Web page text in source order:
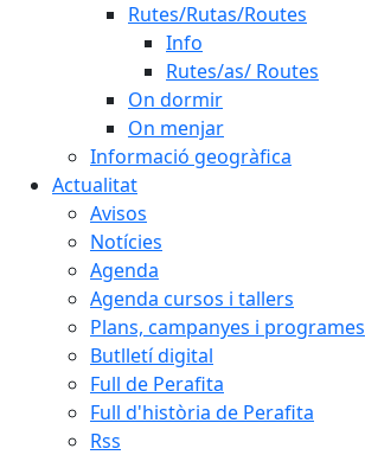
Rutes/Rutas/Routes
Info
Rutes/as/ Routes
On dormir
On menjar
Informació geogràfica
Actualitat
Avisos
Notícies
Agenda
Agenda cursos i tallers
Plans, campanyes i programes
Butlletí digital
Full de Perafita
Full d'història de Perafita
Rss